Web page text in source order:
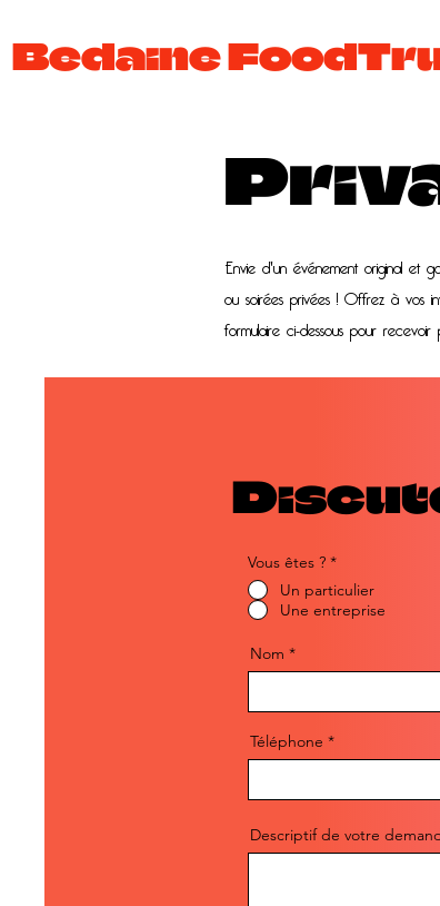
Bedaine
Envie d'un événement original et
ou soirées privées ! Offrez à vos
formulaire ci-dessous pour recevoir
Vous êtes ? *
Un particulier
Une entreprise
Nom
Téléphone
Descriptif de votre